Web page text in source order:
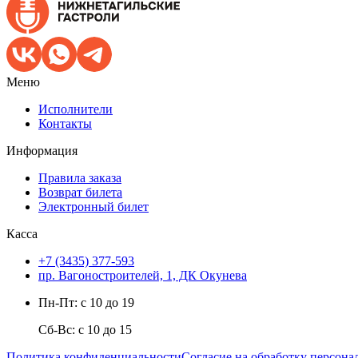
Меню
Исполнители
Контакты
Информация
Правила заказа
Возврат билета
Электронный билет
Касса
+7 (3435) 377-593
пр. Вагоностроителей, 1, ДК Окунева
Пн-Пт: с 10 до 19
Сб-Вс: с 10 до 15